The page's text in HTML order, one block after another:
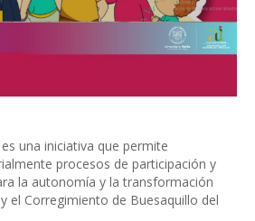
una iniciativa que permite
procesos de participación y
la autonomía y la transformación
el Corregimiento de Buesaquillo del